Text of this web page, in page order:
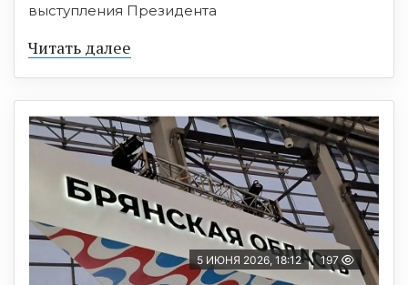
выступления Президента
Читать далее
5 ИЮНЯ 2026, 18:12 197